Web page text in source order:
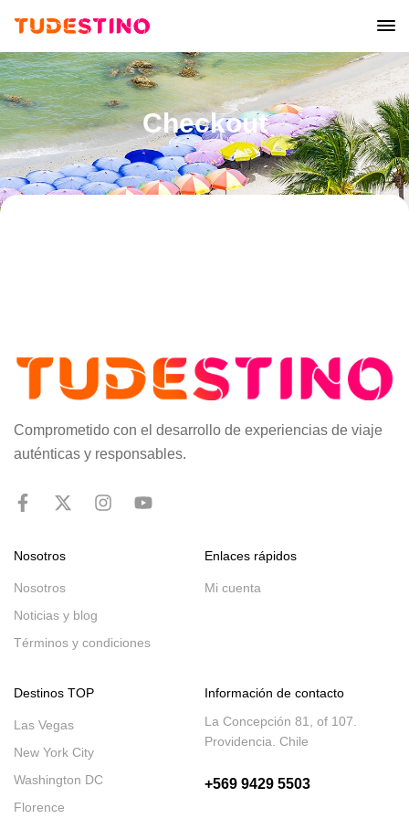
Checkout
Comprometido con el desarrollo de experiencias de viaje
auténticas y responsables.
Nosotros
Nosotros
Noticias y blog
Términos y condiciones
Enlaces rápidos
Mi cuenta
Destinos TOP
Las Vegas
New York City
Washington DC
Florence
Información de contacto
La Concepción 81, of 107.
Providencia. Chile
+569 9429 5503